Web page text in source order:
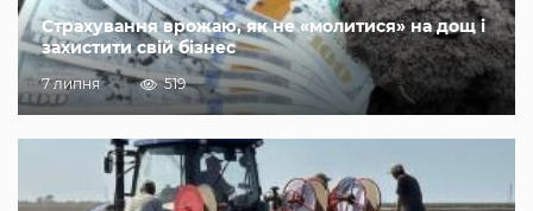
Страхування врожаю, як не «молитися» на дощ і
захистити свій бізнес
7 липня 519